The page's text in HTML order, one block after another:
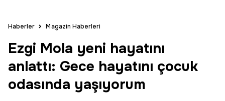
Haberler Magazin Haberleri
Ezgi Mola yeni hayatını
anlattı: Gece hayatını çocuk
odasında yaşıyorum